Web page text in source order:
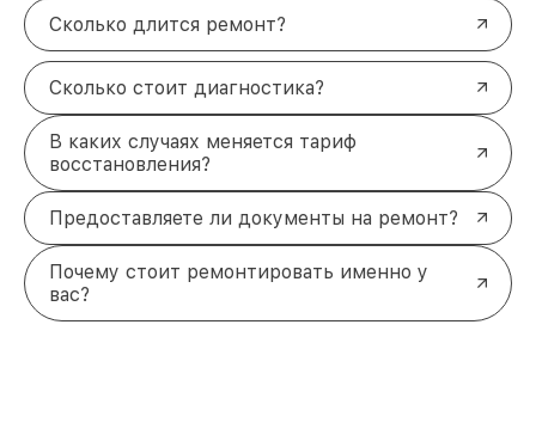
Сколько длится ремонт?
Сколько стоит диагностика?
В каких случаях меняется тариф
восстановления?
Предоставляете ли документы на ремонт?
Почему стоит ремонтировать именно у
вас?